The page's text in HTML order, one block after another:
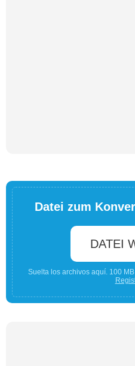
Datei zum
DATEI
Suelta los archivos aquí. 100